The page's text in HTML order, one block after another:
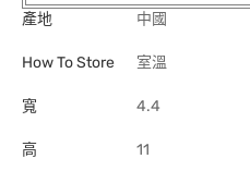
產地
中國
How To Store 室溫
寬 4.4
高 11